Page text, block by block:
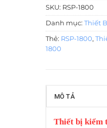
SKU: RSP-1800
Danh mục: Thiết
Thẻ: RSP-1800,
1800
MÔ TẢ
Thiết bị kiểm